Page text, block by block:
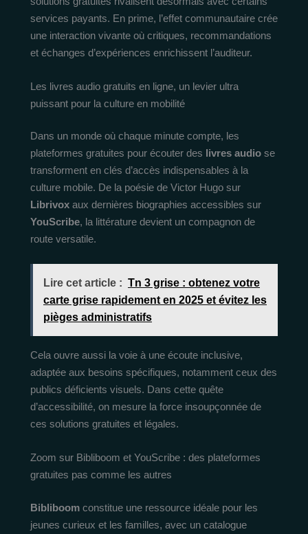
services payants. En prime, l’effet communautaire crée
une interaction vivante où critiques, recommandations
et échanges d’expériences enrichissent l’auditeur.
Les livres audio gratuits en ligne, un levier ultra
puissant pour la culture en mobilité
Dans un monde où chaque minute compte, les
plateformes gratuites pour écouter des livres audio se
transforment en clés d’accès indispensables à la
culture mobile. De la poésie de Victor Hugo sur
Librivox aux dernières biographies accessibles sur
YouScribe, la littérature devient un compagnon de
route versatile.
Lire cet article : Tn 3 grise : obtenez votre
carte grise rapidement en 2025 et évitez les
pièges administratifs
Cela ouvre aussi la voie à une écoute inclusive,
adaptée aux besoins spécifiques, notamment ceux des
publics déficients visuels. Dans cette quête
d’accessibilité, on mesure la force insoupçonnée de
ces solutions gratuites et légales.
Zoom sur Bibliboom et YouScribe : des plateformes
gratuites pas comme les autres
Bibliboom constitue une ressource idéale pour les
jeunes curieux et les familles, avec un catalogue